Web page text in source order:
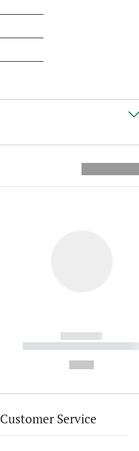
------------
----------- ----------- ----------
Customer Service